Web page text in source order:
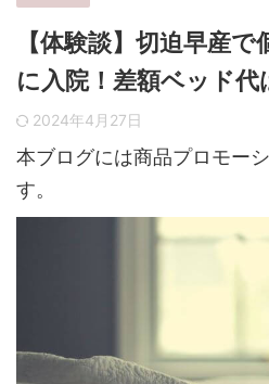
【体験談】切迫早産
に入院！差額ベッド代
2024年4月27日
本ブログには商品プロモー
す。